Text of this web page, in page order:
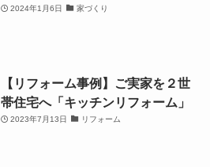
2024年1月6日 家づくり
【リフォーム事例】ご実家を２世
帯住宅へ「キッチンリフォーム」
2023年7月13日 リフォーム